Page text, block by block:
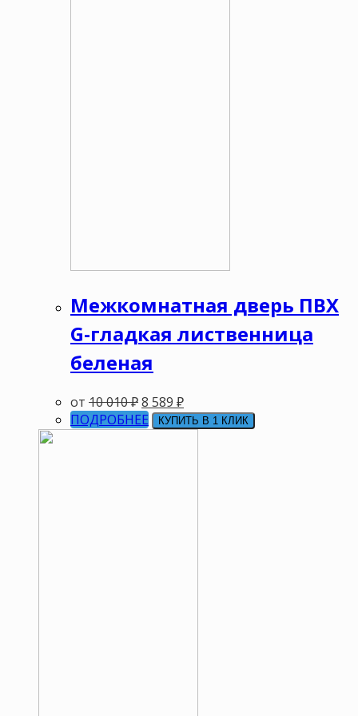
Межкомнатная дверь ПВХ
G-гладкая лиственница
беленая
от 10 010₽8 589 ₽
ПОДРОБНЕЕ
КУПИТЬ В 1 КЛИК